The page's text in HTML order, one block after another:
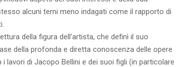
alcuni temi meno indagati come il rapporto di
della figura dell’artista, che definì il suo
della profonda e diretta conoscenza delle opere
lavori di Jacopo Bellini e dei suoi figli (in particolare